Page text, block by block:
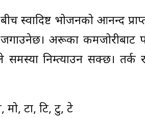
स्वादिष्ट भोजनको आनन्द
अरूका कमजोरीबाट
समस्या निम्त्याउन सक्छ।
मो, टा, टि, टु, टे